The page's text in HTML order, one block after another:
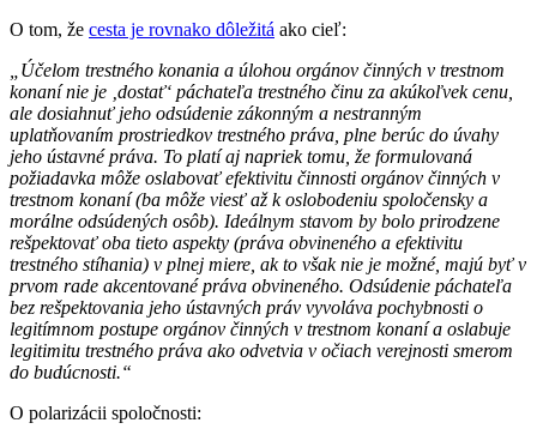
O tom, že cesta je rovnako dôležitá ako cieľ:
„Účelom trestného konania a úlohou orgánov činných v trestnom
konaní nie je ‚dostať‘ páchateľa trestného činu za akúkoľvek cenu,
ale dosiahnuť jeho odsúdenie zákonným a nestranným
uplatňovaním prostriedkov trestného práva, plne berúc do úvahy
jeho ústavné práva. To platí aj napriek tomu, že formulovaná
požiadavka môže oslabovať efektivitu činnosti orgánov činných v
trestnom konaní (ba môže viesť až k oslobodeniu spoločensky a
morálne odsúdených osôb). Ideálnym stavom by bolo prirodzene
rešpektovať oba tieto aspekty (práva obvineného a efektivitu
trestného stíhania) v plnej miere, ak to však nie je možné, majú byť v
prvom rade akcentované práva obvineného. Odsúdenie páchateľa
bez rešpektovania jeho ústavných práv vyvoláva pochybnosti o
legitímnom postupe orgánov činných v trestnom konaní a oslabuje
legitimitu trestného práva ako odvetvia v očiach verejnosti smerom
do budúcnosti.“
O polarizácii spoločnosti: